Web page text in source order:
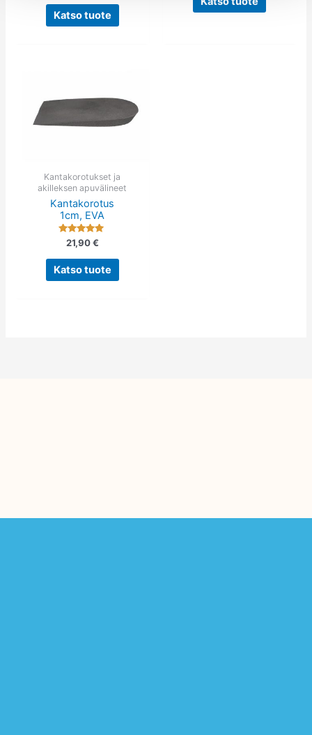
4.57
/ 5
Katso tuote
Kantakorotukset ja
akilleksen apuvälineet
Kantakorotus
1cm, EVA
Arvostelu
tuotteesta:
5.00
/ 5
21,90€
Katso tuote
useampi
tehdä
valinnat